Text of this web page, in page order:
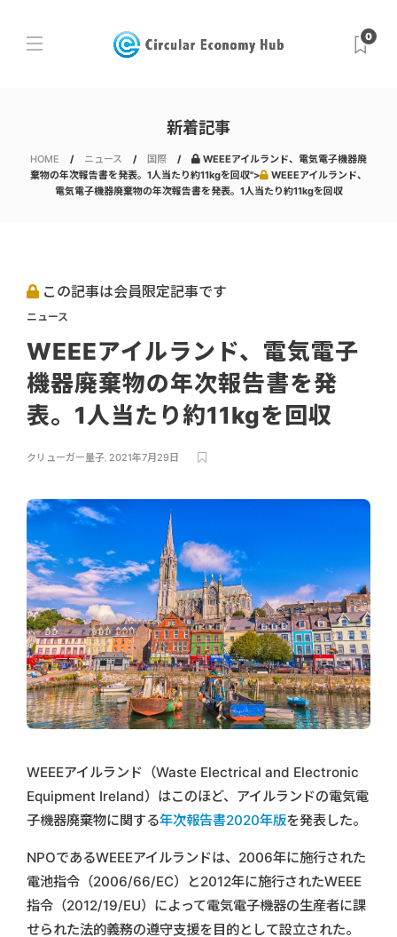
0
新着記事
HOME ニュース 国際
WEEEアイルランド、電気電子機器廃
棄物の年次報告書を発表。1人当たり約11kgを回収">
WEEEアイルランド、
電気電子機器廃棄物の年次報告書を発表。1人当たり約11kgを回収
この記事は会員限定記事です
ニュース
WEEEアイルランド、電気電子
機器廃棄物の年次報告書を発
表。1人当たり約11kgを回収
クリューガー量子, 2021年7月29日
WEEEアイルランド（Waste Electrical and Electronic
Equipment Ireland）はこのほど、アイルランドの電気電
子機器廃棄物に関する年次報告書2020年版を発表した。
NPOであるWEEEアイルランドは、2006年に施行された
電池指令（2006/66/EC）と2012年に施行されたWEEE
指令（2012/19/EU）によって電気電子機器の生産者に課
せられた法的義務の遵守支援を目的として設立された。